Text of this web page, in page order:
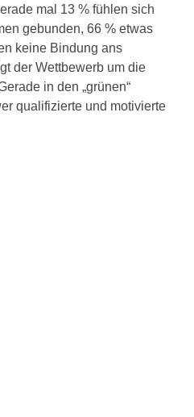
mal 13 % fühlen sich
gebunden, 66 % etwas
keine Bindung ans
der Wettbewerb um die
in den „grünen“
qualifizierte und motivierte